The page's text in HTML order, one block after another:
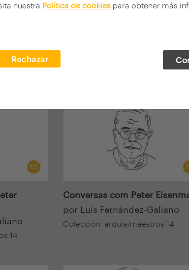
nuestra Política de cookies para obtener más
Rechazar
14
Conversas com Peter
por Luis Fernández-Galiano
Colección: arquia/maestros 14